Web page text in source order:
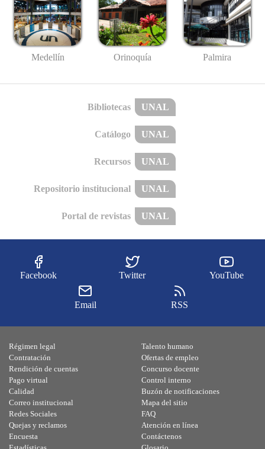
Medellín Orinoquía Palmira
Bibliotecas UNAL
Catálogo UNAL
Recursos UNAL
Repositorio institucional UNAL
Portal de revistas UNAL
Facebook Twitter YouTube
Email RSS
Régimen legal
Contratación
Rendición de cuentas
Pago virtual
Calidad
Talento humano
Ofertas de empleo
Concurso docente
Control interno
Buzón de notificaciones
Correo institucional
Redes Sociales
Quejas y reclamos
Encuesta
Mapa del sitio
FAQ
Atención en línea
Contáctenos